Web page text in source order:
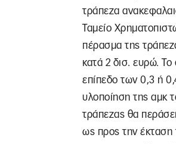
τράπεζα
Ταμείο
πέρασμα της
κατά 2 δισ. ευρώ. Το
επίπεδο των 0,3 ή
υλοποίηση της αμκ
τράπεζας θα
ως προς την έκταση